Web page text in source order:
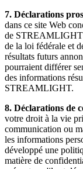
7. Déclarations
dans ce site Web
de STREAMLIGHT
de la loi fédérale et
résultats futurs
pourraient différer
des informations
STREAMLIGHT.
8. Déclarations de
votre droit à la vie
communication ou
les informations
développé une
matière de